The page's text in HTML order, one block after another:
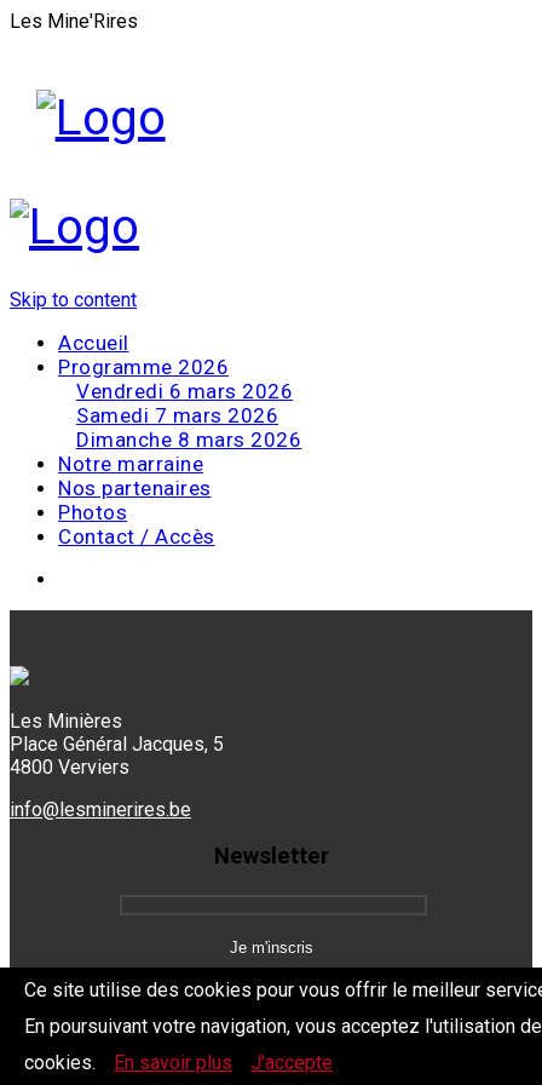
Les Mine'Rires
Skip to content
Accueil
Programme 2026
Vendredi 6 mars 2026
Samedi 7 mars 2026
Dimanche 8 mars 2026
Notre marraine
Nos partenaires
Photos
Contact / Accès
Les Minières
Place Général Jacques, 5
4800 Verviers
info@lesminerires.be
Newsletter
Copyright 2026 Les Mine'Rires - Politique de confidentialité
Ce site utilise des cookies pour vous offrir le meilleur
En poursuivant votre navigation, vous acceptez l'utilisation
cookies.
En savoir plus J'accepte